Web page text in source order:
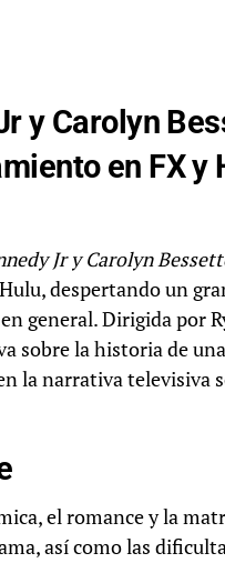
y Carolyn
en FX y
Jr y Carolyn
despertando un
general. Dirigida por
sobre la historia de
la narrativa televisiva
el romance y la
así como las